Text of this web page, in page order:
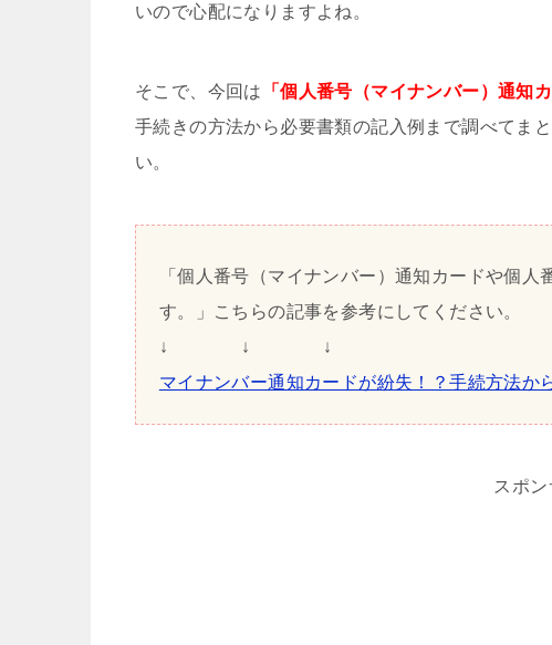
いので心配になりますよね。
そこで、今回は 「個人番号（マイナンバー）通知
手続きの方法から必要書類の記入例まで調べてま
い。
「個人番号（マイナンバー）通知カードや個
す。」こちらの記事を参考にしてください。
↓ ↓ ↓
マイナンバー通知カードが紛失！？手続方法か
スポン